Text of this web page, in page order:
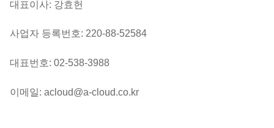
대표이사: 강효헌
사업자 등록번호: 220-88-52584
대표번호: 02-538-3988
이메일: acloud@a-cloud.co.kr